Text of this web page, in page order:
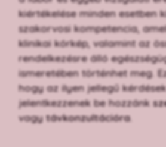
kiértékelése minden esetben
szakorvosi kompetencia,
klinikai kórkép, valamint az
rendelkezésre álló
ismeretében történhet meg.
hogy az ilyen jellegű
jelentkezzenek be hozzánk
vagytávkonzultációra.